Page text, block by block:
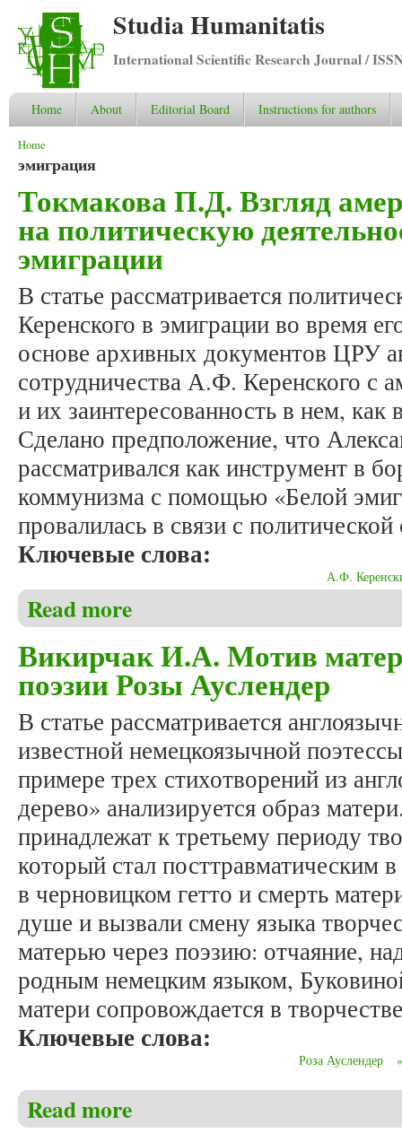
Studia Humanitatis
International Scientific Research Journal /
Home About Editorial Board Instructions for authors
You are here
Home
эмиграция
Токмакова П.Д. Взгляд
на политическую
эмиграции
В статье рассматривается
Керенского в эмиграции во время
основе архивных документов ЦРУ
сотрудничества А.Ф. Керенского с
и их заинтересованность в нем, как
Сделано предположение, что
рассматривался как инструмент в
коммунизма с помощью «Белой
провалилась в связи с
Ключевые слова:
А.Ф.
Read more
Викирчак И.А. Мотив
поэзии Розы Ауслендер
В статье рассматривается
известной немецкоязычной
примере трех стихотворений из
дерево» анализируется образ
принадлежат к третьему периоду
который стал посттравматическим
в черновицком гетто и смерть
душе и вызвали смену языка
матерью через поэзию: отчаяние,
родным немецким языком,
матери сопровождается в
Ключевые слова:
Роза Ауслендер
Read more